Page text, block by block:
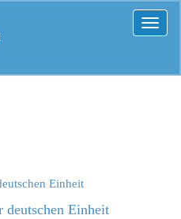
deutschen Einheit